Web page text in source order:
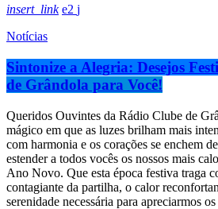
insert_link
2
Notícias
Sintonize a Alegria: Desejos
de Grândola para Você!
Queridos Ouvintes da Rádio Clube de
mágico em que as luzes brilham mais
com harmonia e os corações se enchem
estender a todos vocês os nossos mais
Ano Novo. Que esta época festiva traga
contagiante da partilha, o calor
serenidade necessária para apreciarmos